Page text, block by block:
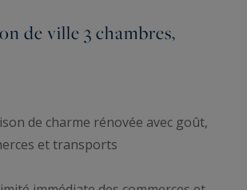
de ville 3 chambres,
de charme rénovée avec goût,
et transports